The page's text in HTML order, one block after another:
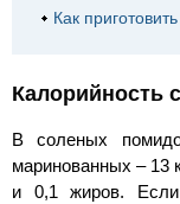
Как
Калорийность
В соленых
маринованных – 13
и 0,1 жиров.